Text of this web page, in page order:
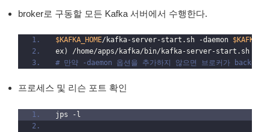
broker로 구동할 모든 Kafka 서버에서 수행한다.
$KAFKA_HOME/kafka-server-start.sh -daemon
ex) /home/apps/kafka/bin/kafka-server-start.sh -
# 만약 -daemon 옵션을 추가하지 않으면 브로커가
프로세스 및 리슨 포트 확인
jps -l